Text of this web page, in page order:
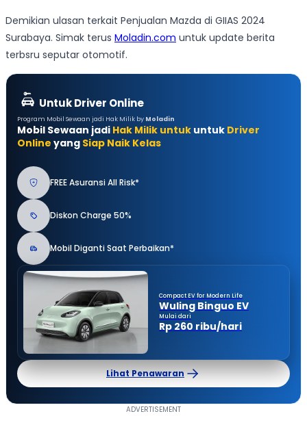
Demikian ulasan terkait Penjualan Mazda di GIIAS 2024
Surabaya. Simak terus Moladin.com untuk update berita
terbsru seputar otomotif.
Untuk Driver Online
Program Mobil Sewaan jadi Hak Milik by Moladin
Mobil Sewaan jadi Hak Milik untuk untuk Driver
Online yang Siap Naik Kelas
FREE Asuransi All Risk*
Diskon Charge 50%
Mobil Diganti Saat Perbaikan*
Compact EV for Modern Life
Wuling Binguo EV
Mulai dari
Rp 260 ribu/hari
Lihat Penawaran